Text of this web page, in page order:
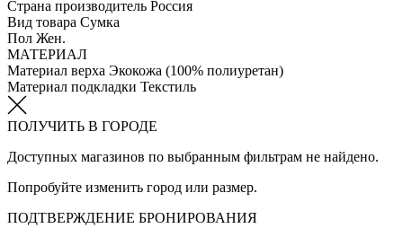
Страна производитель Россия
Вид товара Сумка
Пол Жен.
МАТЕРИАЛ
Материал верха Экокожа (100% полиуретан)
Материал подкладки Текстиль
ПОЛУЧИТЬ В ГОРОДЕ
Доступных магазинов по выбранным фильтрам не найдено.
Попробуйте изменить город или размер.
ПОДТВЕРЖДЕНИЕ БРОНИРОВАНИЯ